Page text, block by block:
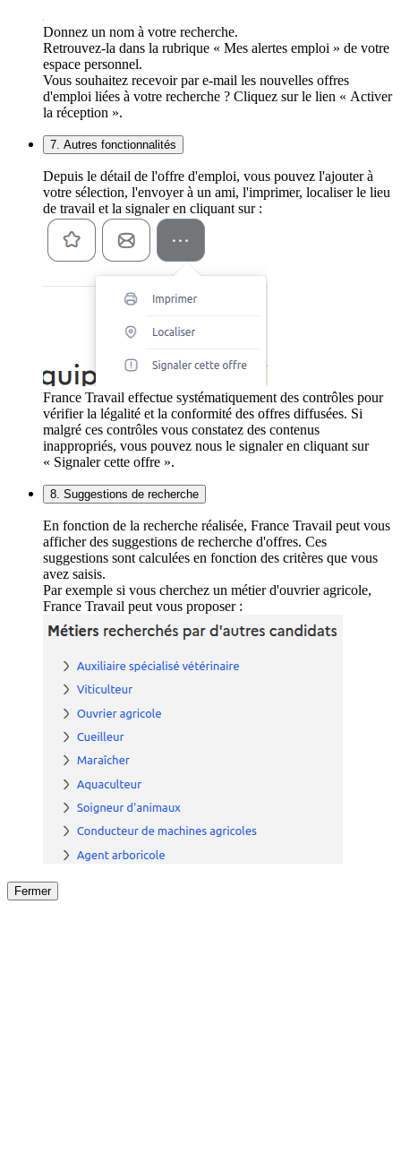
Donnez un nom à votre recherche.
Retrouvez-la dans la rubrique « Mes alertes emploi » de votre
espace personnel.
Vous souhaitez recevoir par e-mail les nouvelles offres
d'emploi liées à votre recherche ? Cliquez sur le lien « Activer
la réception ».
7. Autres fonctionnalités
Depuis le détail de l'offre d'emploi, vous pouvez l'ajouter à
votre sélection, l'envoyer à un ami, l'imprimer, localiser le lieu
de travail et la signaler en cliquant sur :
France Travail effectue systématiquement des contrôles pour
vérifier la légalité et la conformité des offres diffusées. Si
malgré ces contrôles vous constatez des contenus
inappropriés, vous pouvez nous le signaler en cliquant sur
« Signaler cette offre ».
8. Suggestions de recherche
En fonction de la recherche réalisée, France Travail peut vous
afficher des suggestions de recherche d'offres. Ces
suggestions sont calculées en fonction des critères que vous
avez saisis.
Par exemple si vous cherchez un métier d'ouvrier agricole,
France Travail peut vous proposer :
Fermer